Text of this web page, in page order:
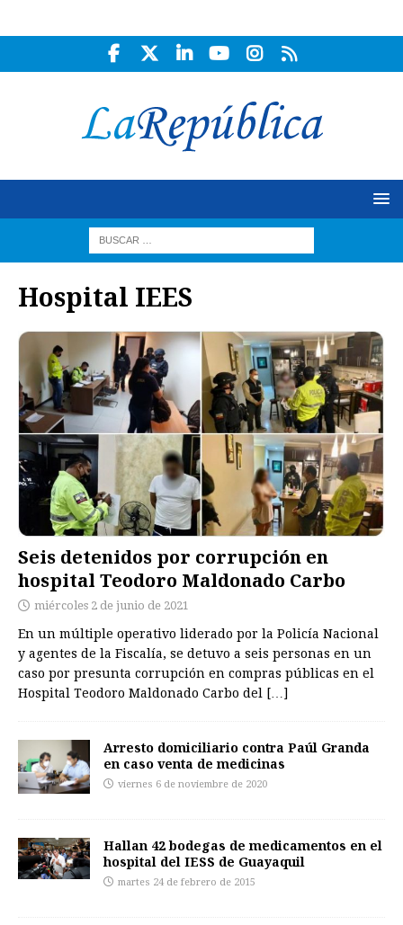
Hospital IEES
Seis detenidos por corrupción en
hospital Teodoro Maldonado Carbo
miércoles 2 de junio de 2021
En un múltiple operativo liderado por la Policía Nacional
y agentes de la Fiscalía, se detuvo a seis personas en un
caso por presunta corrupción en compras públicas en el
Hospital Teodoro Maldonado Carbo del […]
Arresto domiciliario contra Paúl Granda
en caso venta de medicinas
viernes 6 de noviembre de 2020
Hallan 42 bodegas de medicamentos en el
hospital del IESS de Guayaquil
martes 24 de febrero de 2015